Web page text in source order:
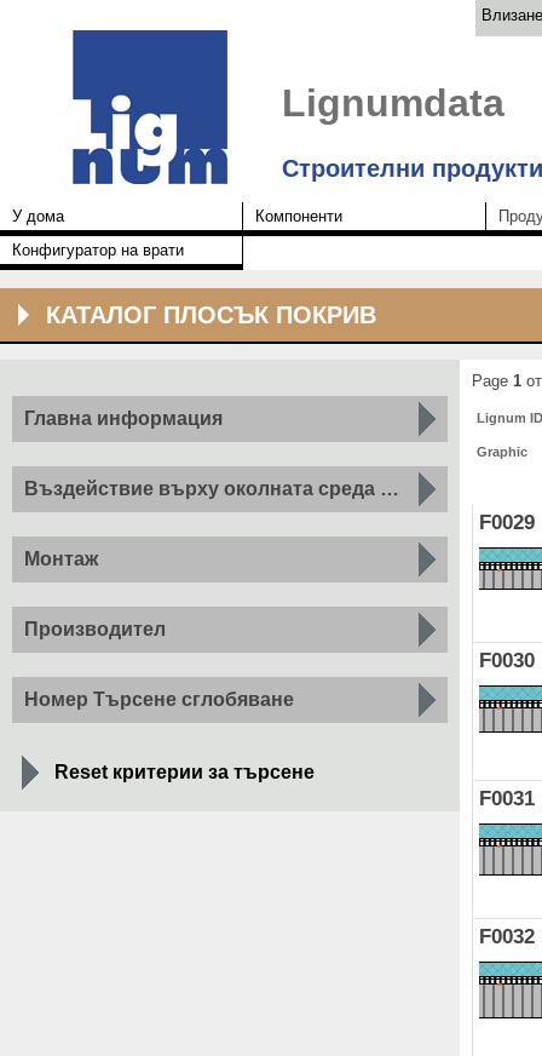
Влизане
Lignumdata
Строителни
У дома Компоненти
Конфигуратор на врати
КАТАЛОГ ПЛОСЪК ПОКРИВ
Главна информация
Въздействие върху околната среда на m 2
Монтаж
Производител
Номер Търсене сглобяване
Reset критерии за търсене
Page 1
Lignum
Graphic
F0029
F0030
F0031
F0032